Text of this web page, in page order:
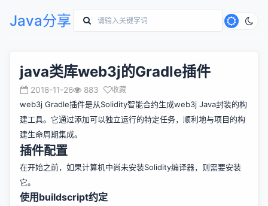
Java分享
java类库web3j的Gradle插件
2018-11-26 883 收藏
web3j Gradle插件是从Solidity智能合约生成web3j Java封装的构
建工具。它通过添加可以独立运行的特定任务，顺利地与项目的构
建生命周期集成。
插件配置
在开始之前，如果计算机中尚未安装Solidity编译器，则需要安装
它。
使用buildscript约定